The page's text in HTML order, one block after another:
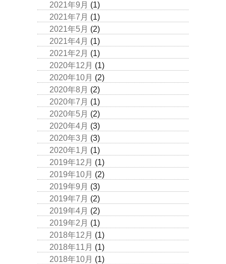
2021年9月 (1)
2021年7月 (1)
2021年5月 (2)
2021年4月 (1)
2021年2月 (1)
2020年12月 (1)
2020年10月 (2)
2020年8月 (2)
2020年7月 (1)
2020年5月 (2)
2020年4月 (3)
2020年3月 (3)
2020年1月 (1)
2019年12月 (1)
2019年10月 (2)
2019年9月 (3)
2019年7月 (2)
2019年4月 (2)
2019年2月 (1)
2018年12月 (1)
2018年11月 (1)
2018年10月 (1)